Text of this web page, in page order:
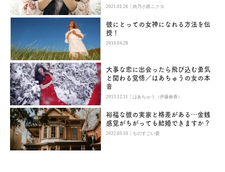
2021.01.26 |肉乃小路ニクヨ
彼にとっての女神になれる方法を伝
授！
2013.04.28
大事な恋に出会ったら飛び込む勇気
と関わる覚悟／はあちゅうの女の本
音
2013.12.31 |はあちゅう（伊藤春香）
裕福な彼の実家と格差がある…金銭
感覚がちがっても結婚できますか？
2022.03.10 | ものすごい愛